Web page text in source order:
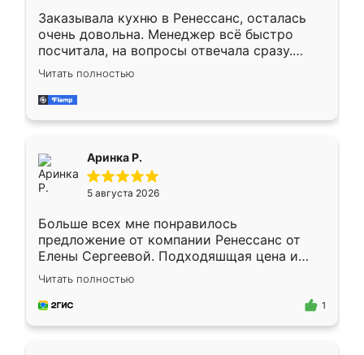
Заказывала кухню в Ренессанс, осталась
очень довольна. Менеджер всё быстро
посчитала, на вопросы отвечала сразу.
Замерщик приехал в субботу, подошёл к
делу со всей ответственностью. Собрали
за день, ребята работали аккуратно, даже
Читать полностью
Аринка Р.
5 августа 2026
Больше всех мне понравилось
предложение от компании Ренессанс от
Елены Сергеевой. Подходяшщая цена и
короткие сроки изготовления. Приехавший
для замера сотрудник Владислав
предложил по моему эскизу самый
Читать полностью
1